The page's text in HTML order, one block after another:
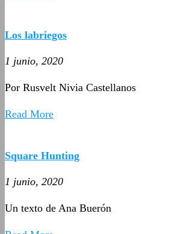
Los labriegos
1 junio, 2020
Por Rusvelt Nivia Castellanos
Read More
Square Hunting
1 junio, 2020
Un texto de Ana Buerón